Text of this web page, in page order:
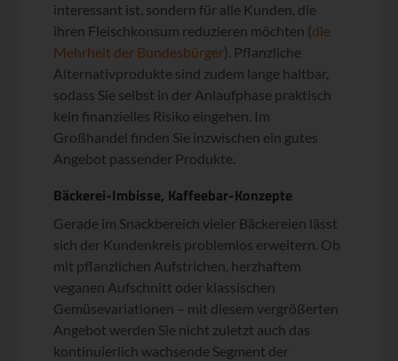
interessant ist, sondern für alle Kunden, die
ihren Fleischkonsum reduzieren möchten (die
Mehrheit der Bundesbürger). Pflanzliche
Alternativprodukte sind zudem lange haltbar,
sodass Sie selbst in der Anlaufphase praktisch
kein finanzielles Risiko eingehen. Im
Großhandel finden Sie inzwischen ein gutes
Angebot passender Produkte.
Bäckerei-Imbisse, Kaffeebar-Konzepte
Gerade im Snackbereich vieler Bäckereien lässt
sich der Kundenkreis problemlos erweitern. Ob
mit pflanzlichen Aufstrichen, herzhaftem
veganen Aufschnitt oder klassischen
Gemüsevariationen – mit diesem vergrößerten
Angebot werden Sie nicht zuletzt auch das
kontinuierlich wachsende Segment der